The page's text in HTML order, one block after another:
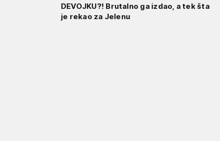
DEVOJKU?! Brutalno ga izdao, a tek šta
je rekao za Jelenu